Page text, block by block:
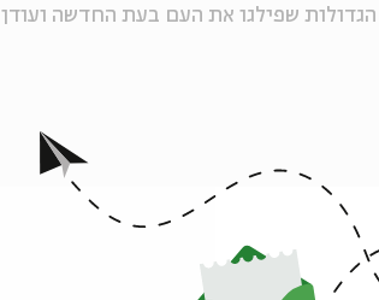
שפילגו את העם בעת החדשה ועודן